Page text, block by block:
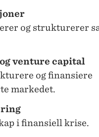
og strukturerer
venture capital
og finansiere
markedet.
i finansiell krise.